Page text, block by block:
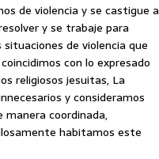
de violencia y se castigue a
y se trabaje para
de violencia que
con lo expresado
religiosos jesuitas, La
y consideramos
coordinada,
habitamos este